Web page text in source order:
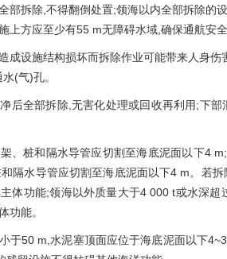
部拆除,不得翻倒处置;领海以内全部拆除的
上方应至少有55 m无障碍水域,确保通航安
成设施结构损坏而拆除作业可能带来人身
(气)孔。
后全部拆除,无害化处理或回收再利用;下
、桩和隔水导管应切割至海底泥面以下4
隔水导管应切割至海底泥面以下4 m。若
体功能;领海以外质量大于4 000 t或水深
功能。
于50 m,水泥塞顶面应位于海底泥面以下